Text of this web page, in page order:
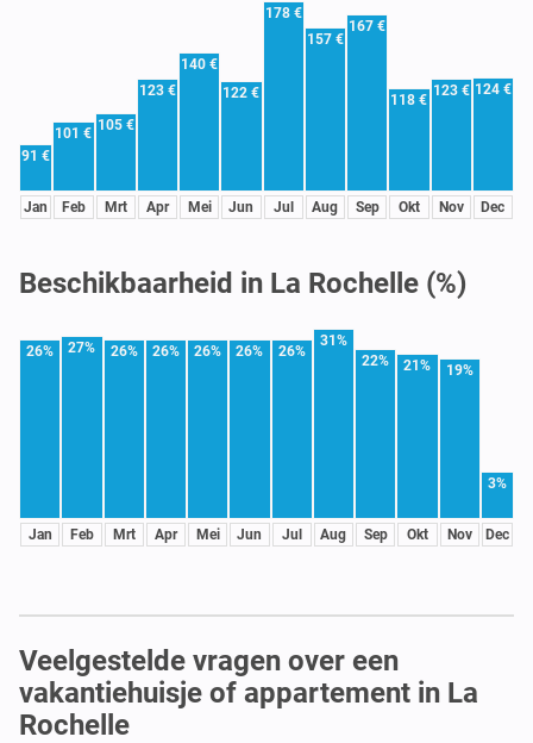
91 €
Jan
101 €
Feb
105 €
Mrt
123 €
Apr
140 €
Mei
122 €
Jun
178 €
Jul
157 €
Aug
167 €
Sep
118 €
Okt
123 €
Nov
124 €
Dec
Beschikbaarheid in La Rochelle (%)
26%
Jan
27%
Feb
26%
Mrt
26%
Apr
26%
Mei
26%
Jun
26%
Jul
31%
Aug
22%
Sep
21%
Okt
19%
Nov
3%
Dec
Veelgestelde vragen over een
vakantiehuisje of appartement in La
Rochelle